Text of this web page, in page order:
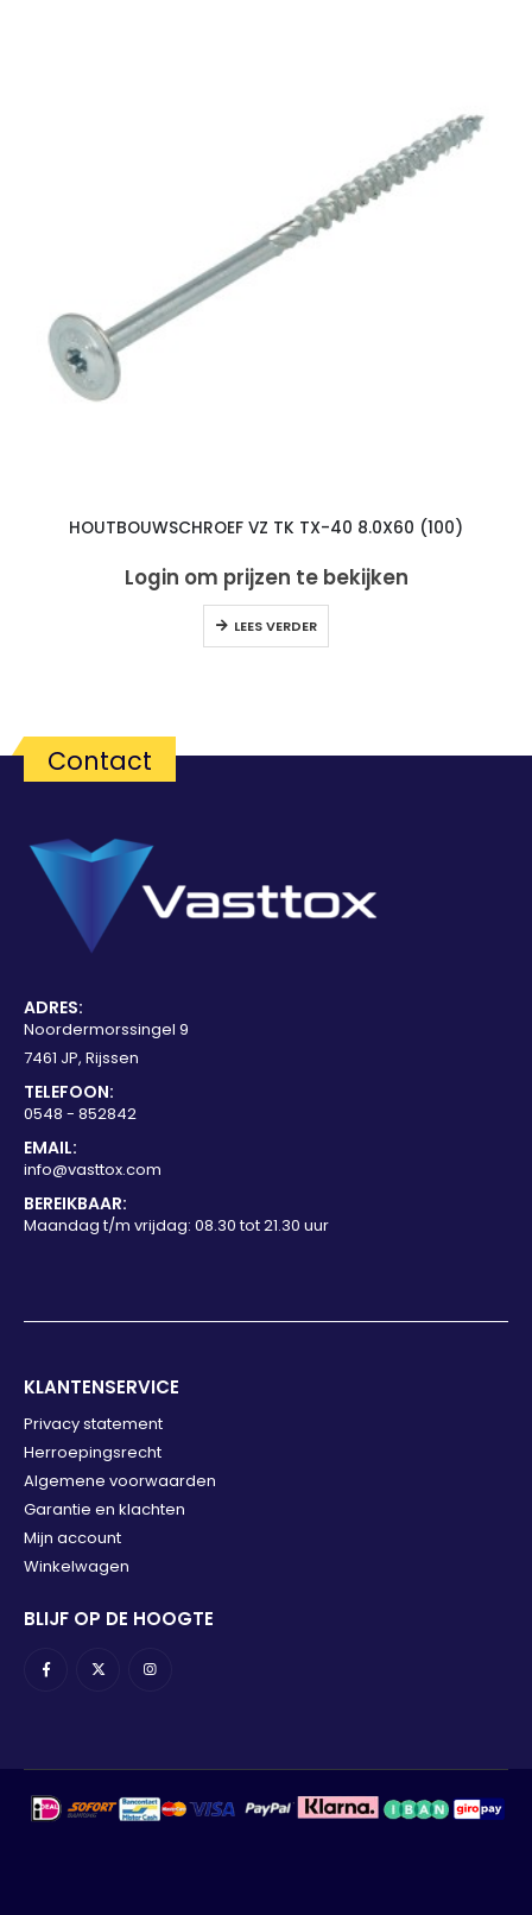
HOUTBOUWSCHROEF VZ TK TX-40 8.0X60 (100)
Login om prijzen te bekijken
LEES VERDER
Contact
ADRES:
Noordermorssingel 9
7461 JP, Rijssen
TELEFOON:
0548 - 852842
EMAIL:
info@vasttox.com
BEREIKBAAR:
Maandag t/m vrijdag: 08.30 tot 21.30 uur
KLANTENSERVICE
Privacy statement
Herroepingsrecht
Algemene voorwaarden
Garantie en klachten
Mijn account
Winkelwagen
BLIJF OP DE HOOGTE